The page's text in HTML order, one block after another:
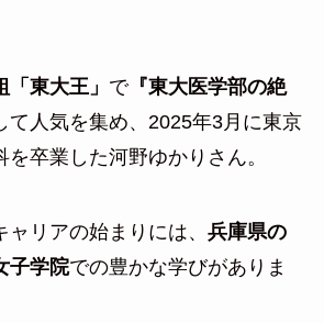
東大王」 で『東大医学部の絶
て人気を集め、2025年3月に東京
卒業した河野ゆかりさん。
リアの始まりには、 兵庫県の
子学院での豊かな学びがありま